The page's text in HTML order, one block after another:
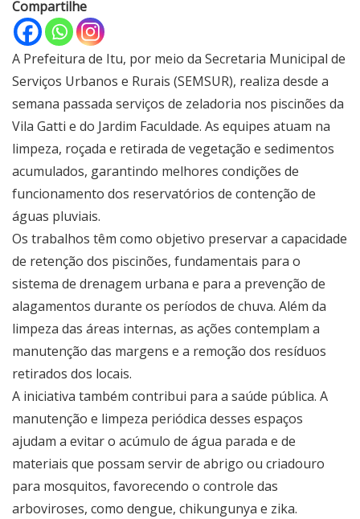
Compartilhe
A Prefeitura de Itu, por meio da Secretaria Municipal de
Serviços Urbanos e Rurais (SEMSUR), realiza desde a
semana passada serviços de zeladoria nos piscinões da
Vila Gatti e do Jardim Faculdade. As equipes atuam na
limpeza, roçada e retirada de vegetação e sedimentos
acumulados, garantindo melhores condições de
funcionamento dos reservatórios de contenção de
águas pluviais.
Os trabalhos têm como objetivo preservar a capacidade
de retenção dos piscinões, fundamentais para o
sistema de drenagem urbana e para a prevenção de
alagamentos durante os períodos de chuva. Além da
limpeza das áreas internas, as ações contemplam a
manutenção das margens e a remoção dos resíduos
retirados dos locais.
A iniciativa também contribui para a saúde pública. A
manutenção e limpeza periódica desses espaços
ajudam a evitar o acúmulo de água parada e de
materiais que possam servir de abrigo ou criadouro
para mosquitos, favorecendo o controle das
arboviroses, como dengue, chikungunya e zika.